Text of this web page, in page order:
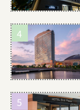
4
5